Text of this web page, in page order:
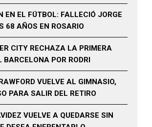
EN EL FÚTBOL: FALLECIÓ JORGE
68 AÑOS EN ROSARIO
CITY RECHAZA LA PRIMERA
BARCELONA POR RODRI
VUELVE AL GIMNASIO,
PARA SALIR DEL RETIRO
VUELVE A QUEDARSE SIN